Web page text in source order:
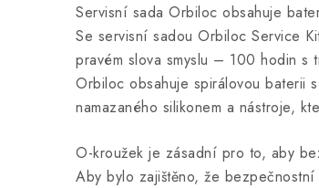
Servisní sada Orbiloc obsahuje
Se servisní sadou Orbiloc Service
pravém slova smyslu – 100 hodin s
Orbiloc obsahuje spirálovou baterii
namazaného silikonem a nástroje,
O-kroužek je zásadní pro to, aby
Aby bylo zajištěno, že